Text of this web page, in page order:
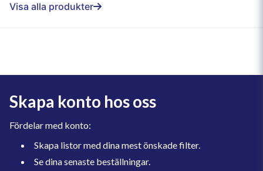
Visa alla produkter
Skapa konto hos oss
Fördelar med konto:
Skapa listor med dina mest önskade filter.
Se dina senaste beställningar.